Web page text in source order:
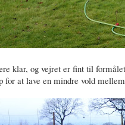
klar, og vejret er fint til
for at lave en mindre vold